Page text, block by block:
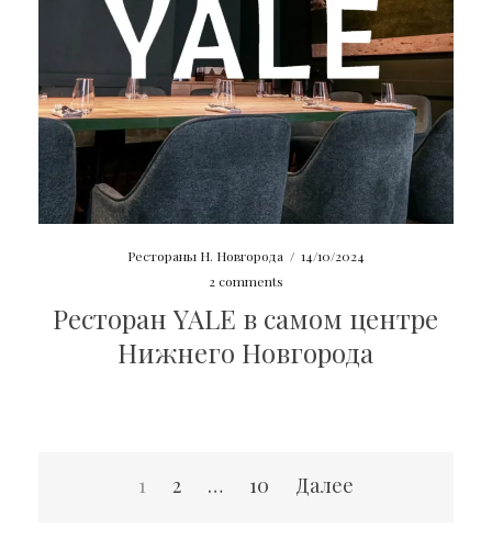
Рестораны Н. Новгорода / 14/10/2024
2 comments
Ресторан YALE в самом центре
Нижнего Новгорода
записей1 2 … 10 Далее